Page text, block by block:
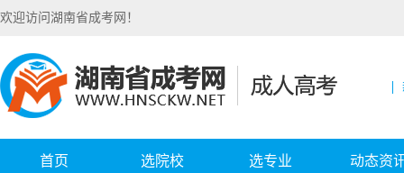
欢迎访问湖南省成考网！
首页 选院校 选专业 动态资